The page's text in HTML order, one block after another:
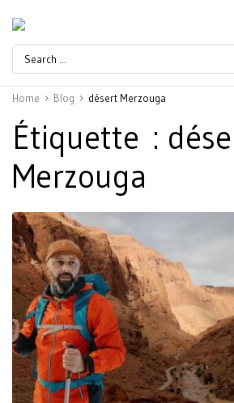
Home Blog désert Merzouga
Étiquette :
Merzouga